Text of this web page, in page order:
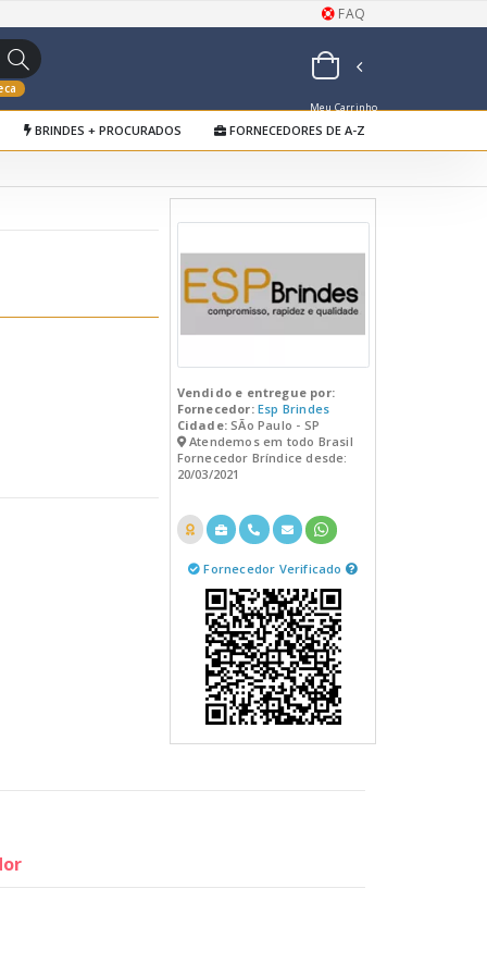
FAQ
Meu Carrinho
de Orçamentos
BRINDES + PROCURADOS FORNECEDORES DE A-Z
Vendido e entregue por:
Fornecedor: Esp Brindes
Cidade:SÃo Paulo - SP
Atendemos em todo Brasil
Fornecedor Bríndice desde:
20/03/2021
Fornecedor Verificado